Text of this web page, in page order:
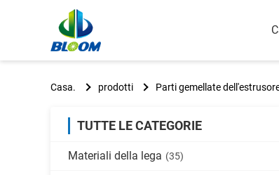
Casa. prodotti Parti gemellate
TUTTE LE CATEGORIE
Materiali della lega (35)